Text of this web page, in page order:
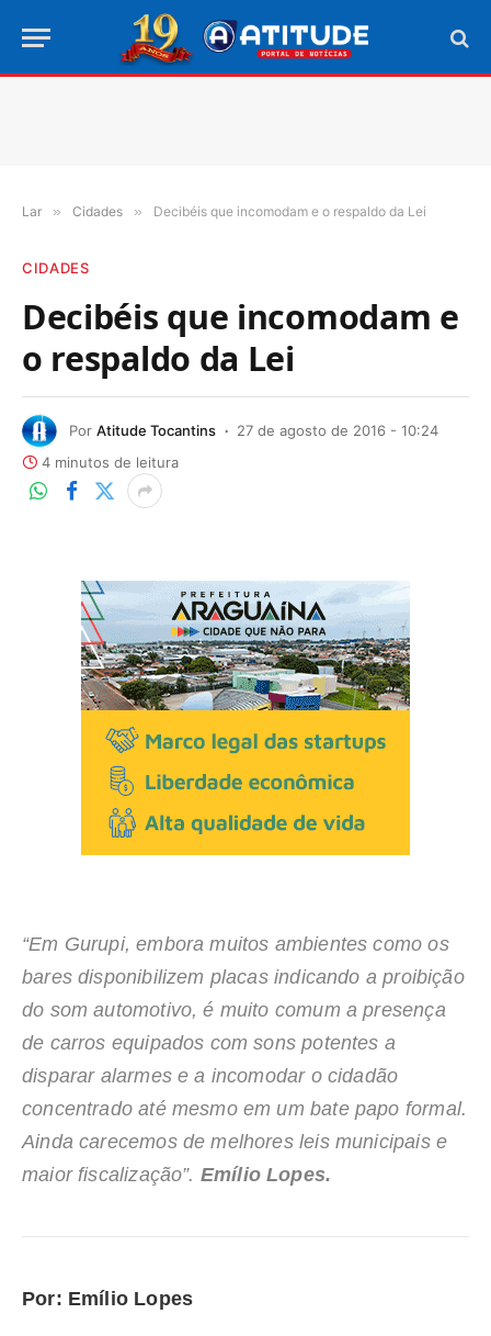
Lar » Cidades » Decibéis que incomodam e o respaldo da Lei
CIDADES
Decibéis que incomodam e
o respaldo da Lei
Por Atitude Tocantins
27 de agosto de 2016 - 10:24
4 minutos de leitura
“Em Gurupi, embora muitos ambientes como os
bares disponibilizem placas indicando a proibição
do som automotivo, é muito comum a presença
de carros equipados com sons potentes a
disparar alarmes e a incomodar o cidadão
concentrado até mesmo em um bate papo formal.
Ainda carecemos de melhores leis municipais e
maior fiscalização”. Emílio Lopes.
Por: Emílio Lopes